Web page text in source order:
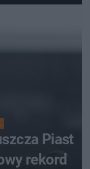
Piast
rekord